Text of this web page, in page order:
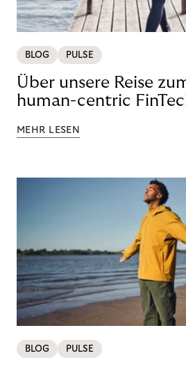
BLOG PULSE
Über unsere Reise
human-centric
MEHR LESEN
BLOG PULSE